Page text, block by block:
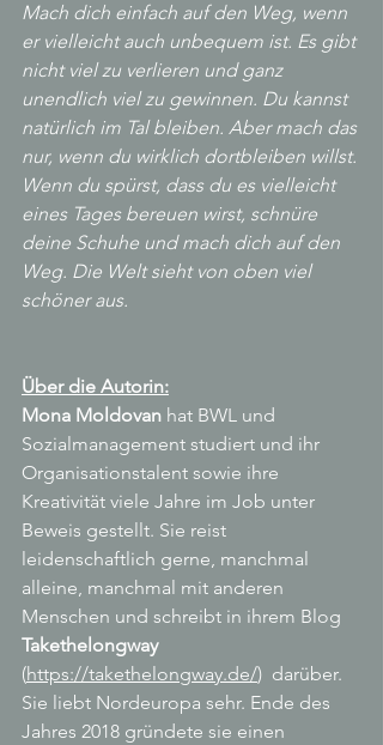
Mach dich einfach auf den Weg, wenn
er vielleicht auch unbequem ist. Es gibt
nicht viel zu verlieren und ganz
unendlich viel zu gewinnen. Du kannst
natürlich im Tal bleiben. Aber mach das
nur, wenn du wirklich dortbleiben willst.
Wenn du spürst, dass du es vielleicht
eines Tages bereuen wirst, schnüre
deine Schuhe und mach dich auf den
Weg. Die Welt sieht von oben viel
schöner aus.
Über die Autorin:
Mona Moldovan hat BWL und
Sozialmanagement studiert und ihr
Organisationstalent sowie ihre
Kreativität viele Jahre im Job unter
Beweis gestellt. Sie reist
leidenschaftlich gerne, manchmal
alleine, manchmal mit anderen
Menschen und schreibt in ihrem Blog
Takethelongway
(https://takethelongway.de/)  darüber.
Sie liebt Nordeuropa sehr. Ende des
Jahres 2018 gründete sie einen